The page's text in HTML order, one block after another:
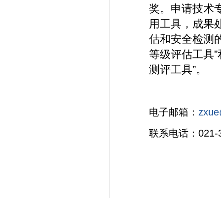
奖。申请技术
用工具，成果
估和安全检测
等级评估工具
测评工具”。
电子邮箱：
联系电话：021-